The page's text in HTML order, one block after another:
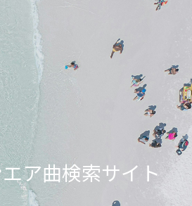
ア曲検索サイト